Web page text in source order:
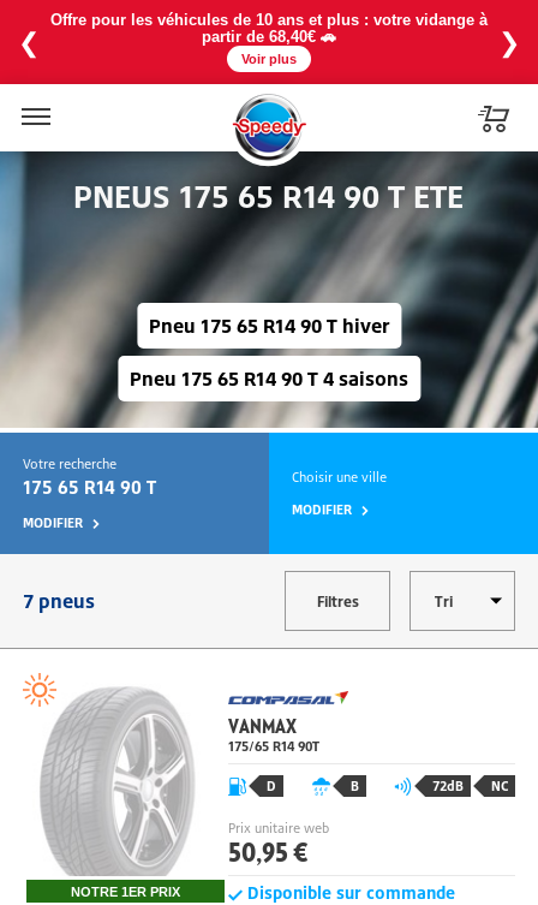
❮
Offre pour les véhicules de 10 ans et plus : votre vidange à
partir de 68,40€ 🚗
Voir plus
❯
PNEUS 175 65 R14 90 T ETE
Pneu 175 65 R14 90 T hiver
Pneu 175 65 R14 90 T 4 saisons
Votre recherche
175 65 R14 90 T
MODIFIER
Choisir une ville
MODIFIER
7 pneus Filtres
NOTRE 1ER PRIX
VANMAX
175/65 R14 90T
D B 72dB NC
Prix unitaire web
50,95 €
Disponible sur commande